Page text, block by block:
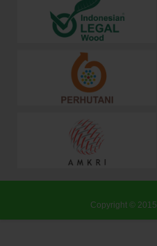
Copyright © 2015